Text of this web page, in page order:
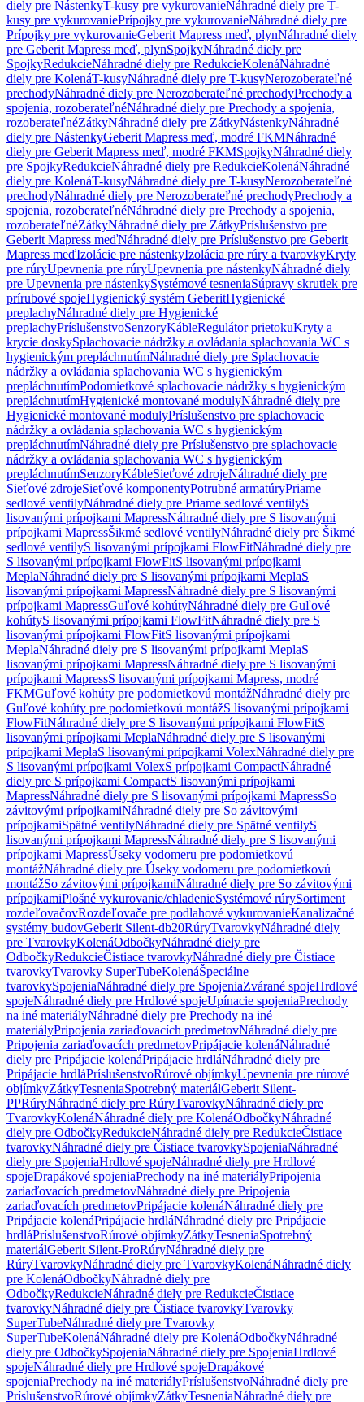
diely pre NástenkyT-kusy pre vykurovanieNáhradné diely pre T-
kusy pre vykurovaniePrípojky pre vykurovanieNáhradné diely pre
Prípojky pre vykurovanieGeberit Mapress meď, plynNáhradné diely
pre Geberit Mapress meď, plynSpojkyNáhradné diely pre
SpojkyRedukcieNáhradné diely pre RedukcieKolenáNáhradné
diely pre KolenáT-kusyNáhradné diely pre T-kusyNerozoberateľné
prechodyNáhradné diely pre Nerozoberateľné prechodyPrechody a
spojenia, rozoberateľnéNáhradné diely pre Prechody a spojenia,
rozoberateľnéZátkyNáhradné diely pre ZátkyNástenkyNáhradné
diely pre NástenkyGeberit Mapress meď, modré FKMNáhradné
diely pre Geberit Mapress meď, modré FKMSpojkyNáhradné diely
pre SpojkyRedukcieNáhradné diely pre RedukcieKolenáNáhradné
diely pre KolenáT-kusyNáhradné diely pre T-kusyNerozoberateľné
prechodyNáhradné diely pre Nerozoberateľné prechodyPrechody a
spojenia, rozoberateľnéNáhradné diely pre Prechody a spojenia,
rozoberateľnéZátkyNáhradné diely pre ZátkyPríslušenstvo pre
Geberit Mapress meďNáhradné diely pre Príslušenstvo pre Geberit
Mapress meďIzolácie pre nástenkyIzolácia pre rúry a tvarovkyKryty
pre rúryUpevnenia pre rúryUpevnenia pre nástenkyNáhradné diely
pre Upevnenia pre nástenkySystémové tesneniaSúpravy skrutiek pre
prírubové spojeHygienický systém GeberitHygienické
preplachyNáhradné diely pre Hygienické
preplachyPríslušenstvoSenzoryKábleRegulátor prietokuKryty a
krycie doskySplachovacie nádržky a ovládania splachovania WC s
hygienickým prepláchnutímNáhradné diely pre Splachovacie
nádržky a ovládania splachovania WC s hygienickým
prepláchnutímPodomietkové splachovacie nádržky s hygienickým
prepláchnutímHygienické montované modulyNáhradné diely pre
Hygienické montované modulyPríslušenstvo pre splachovacie
nádržky a ovládania splachovania WC s hygienickým
prepláchnutímNáhradné diely pre Príslušenstvo pre splachovacie
nádržky a ovládania splachovania WC s hygienickým
prepláchnutímSenzoryKábleSieťové zdrojeNáhradné diely pre
Sieťové zdrojeSieťové komponentyPotrubné armatúryPriame
sedlové ventilyNáhradné diely pre Priame sedlové ventilyS
lisovanými prípojkami MapressNáhradné diely pre S lisovanými
prípojkami MapressŠikmé sedlové ventilyNáhradné diely pre Šikmé
sedlové ventilyS lisovanými prípojkami FlowFitNáhradné diely pre
S lisovanými prípojkami FlowFitS lisovanými prípojkami
MeplaNáhradné diely pre S lisovanými prípojkami MeplaS
lisovanými prípojkami MapressNáhradné diely pre S lisovanými
prípojkami MapressGuľové kohútyNáhradné diely pre Guľové
kohútyS lisovanými prípojkami FlowFitNáhradné diely pre S
lisovanými prípojkami FlowFitS lisovanými prípojkami
MeplaNáhradné diely pre S lisovanými prípojkami MeplaS
lisovanými prípojkami MapressNáhradné diely pre S lisovanými
prípojkami MapressS lisovanými prípojkami Mapress, modré
FKMGuľové kohúty pre podomietkovú montážNáhradné diely pre
Guľové kohúty pre podomietkovú montážS lisovanými prípojkami
FlowFitNáhradné diely pre S lisovanými prípojkami FlowFitS
lisovanými prípojkami MeplaNáhradné diely pre S lisovanými
prípojkami MeplaS lisovanými prípojkami VolexNáhradné diely pre
S lisovanými prípojkami VolexS prípojkami CompactNáhradné
diely pre S prípojkami CompactS lisovanými prípojkami
MapressNáhradné diely pre S lisovanými prípojkami MapressSo
závitovými prípojkamiNáhradné diely pre So závitovými
prípojkamiSpätné ventilyNáhradné diely pre Spätné ventilyS
lisovanými prípojkami MapressNáhradné diely pre S lisovanými
prípojkami MapressÚseky vodomeru pre podomietkovú
montážNáhradné diely pre Úseky vodomeru pre podomietkovú
montážSo závitovými prípojkamiNáhradné diely pre So závitovými
prípojkamiPlošné vykurovanie/chladenieSystémové rúrySortiment
rozdeľovačovRozdeľovače pre podlahové vykurovanieKanalizačné
systémy budovGeberit Silent-db20RúryTvarovkyNáhradné diely
pre TvarovkyKolenáOdbočkyNáhradné diely pre
OdbočkyRedukcieČistiace tvarovkyNáhradné diely pre Čistiace
tvarovkyTvarovky SuperTubeKolenáŠpeciálne
tvarovkySpojeniaNáhradné diely pre SpojeniaZvárané spojeHrdlové
spojeNáhradné diely pre Hrdlové spojeUpínacie spojeniaPrechody
na iné materiályNáhradné diely pre Prechody na iné
materiályPripojenia zariaďovacích predmetovNáhradné diely pre
Pripojenia zariaďovacích predmetovPripájacie kolenáNáhradné
diely pre Pripájacie kolenáPripájacie hrdláNáhradné diely pre
Pripájacie hrdláPríslušenstvoRúrové objímkyUpevnenia pre rúrové
objímkyZátkyTesneniaSpotrebný materiálGeberit Silent-
PPRúryNáhradné diely pre RúryTvarovkyNáhradné diely pre
TvarovkyKolenáNáhradné diely pre KolenáOdbočkyNáhradné
diely pre OdbočkyRedukcieNáhradné diely pre RedukcieČistiace
tvarovkyNáhradné diely pre Čistiace tvarovkySpojeniaNáhradné
diely pre SpojeniaHrdlové spojeNáhradné diely pre Hrdlové
spojeDrapákové spojeniaPrechody na iné materiályPripojenia
zariaďovacích predmetovNáhradné diely pre Pripojenia
zariaďovacích predmetovPripájacie kolenáNáhradné diely pre
Pripájacie kolenáPripájacie hrdláNáhradné diely pre Pripájacie
hrdláPríslušenstvoRúrové objímkyZátkyTesneniaSpotrebný
materiálGeberit Silent-ProRúryNáhradné diely pre
RúryTvarovkyNáhradné diely pre TvarovkyKolenáNáhradné diely
pre KolenáOdbočkyNáhradné diely pre
OdbočkyRedukcieNáhradné diely pre RedukcieČistiace
tvarovkyNáhradné diely pre Čistiace tvarovkyTvarovky
SuperTubeNáhradné diely pre Tvarovky
SuperTubeKolenáNáhradné diely pre KolenáOdbočkyNáhradné
diely pre OdbočkySpojeniaNáhradné diely pre SpojeniaHrdlové
spojeNáhradné diely pre Hrdlové spojeDrapákové
spojeniaPrechody na iné materiályPríslušenstvoNáhradné diely pre
PríslušenstvoRúrové objímkyZátkyTesneniaNáhradné diely pre